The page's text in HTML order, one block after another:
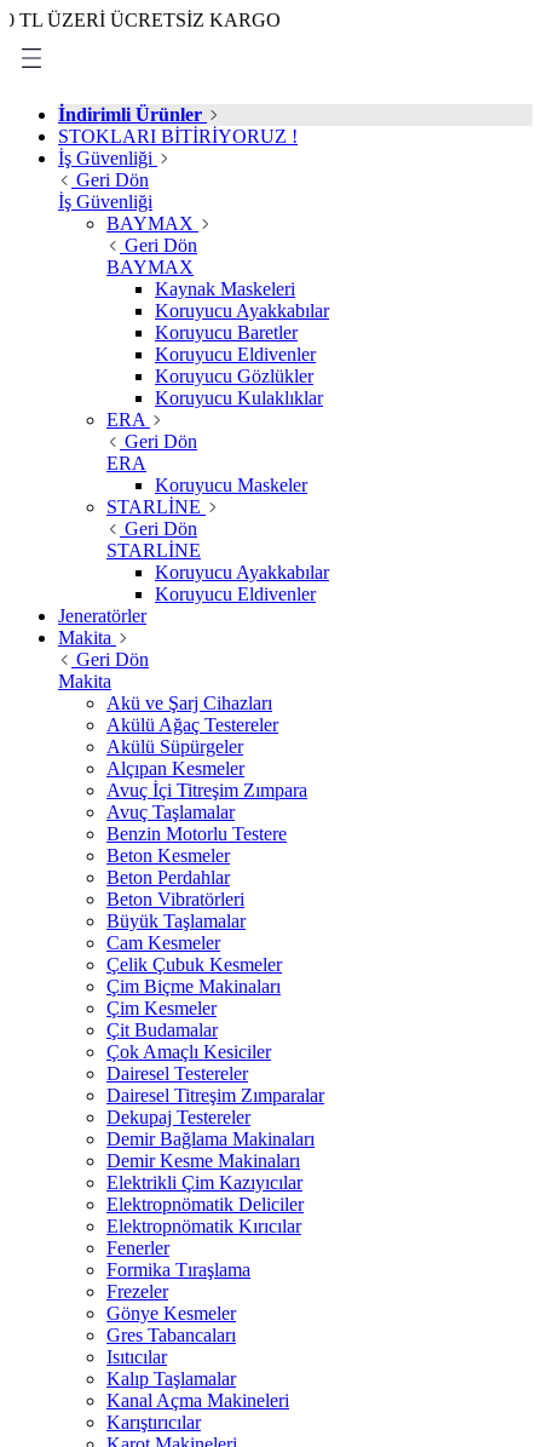
ÜCRETSİZ KARGO
İndirimli Ürünler
STOKLARI BİTİRİYORUZ !
İş Güvenliği
Geri Dön
İş Güvenliği
BAYMAX
Geri Dön
BAYMAX
Kaynak Maskeleri
Koruyucu Ayakkabılar
Koruyucu Baretler
Koruyucu Eldivenler
Koruyucu Gözlükler
Koruyucu Kulaklıklar
ERA
Geri Dön
ERA
Koruyucu Maskeler
STARLİNE
Geri Dön
STARLİNE
Koruyucu Ayakkabılar
Koruyucu Eldivenler
Jeneratörler
Makita
Geri Dön
Makita
Akü ve Şarj Cihazları
Akülü Ağaç Testereler
Akülü Süpürgeler
Alçıpan Kesmeler
Avuç İçi Titreşim Zımpara
Avuç Taşlamalar
Benzin Motorlu Testere
Beton Kesmeler
Beton Perdahlar
Beton Vibratörleri
Büyük Taşlamalar
Cam Kesmeler
Çelik Çubuk Kesmeler
Çim Biçme Makinaları
Çim Kesmeler
Çit Budamalar
Çok Amaçlı Kesiciler
Dairesel Testereler
Dairesel Titreşim Zımparalar
Dekupaj Testereler
Demir Bağlama Makinaları
Demir Kesme Makinaları
Elektrikli Çim Kazıyıcılar
Elektropnömatik Deliciler
Elektropnömatik Kırıcılar
Fenerler
Formika Tıraşlama
Frezeler
Gönye Kesmeler
Gres Tabancaları
Isıtıcılar
Kalıp Taşlamalar
Kanal Açma Makineleri
Karıştırıcılar